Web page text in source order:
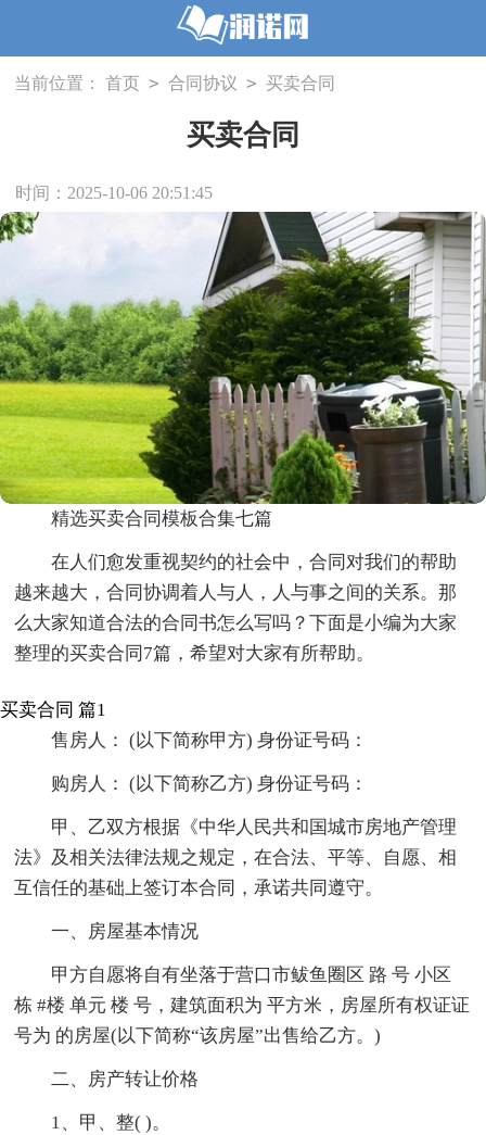
当前位置： 首页 > 合同协议 > 买卖合同
买卖合同
时间：2025-10-06 20:51:45
精选买卖合同模板合集七篇
在人们愈发重视契约的社会中，合同对我们的帮助
越来越大，合同协调着人与人，人与事之间的关系。那
么大家知道合法的合同书怎么写吗？下面是小编为大家
整理的买卖合同7篇，希望对大家有所帮助。
买卖合同 篇1
售房人： (以下简称甲方) 身份证号码：
购房人： (以下简称乙方) 身份证号码：
甲、乙双方根据《中华人民共和国城市房地产管理
法》及相关法律法规之规定，在合法、平等、自愿、相
互信任的基础上签订本合同，承诺共同遵守。
一、房屋基本情况
甲方自愿将自有坐落于营口市鲅鱼圈区 路 号 小区
栋 #楼 单元 楼 号，建筑面积为 平方米，房屋所有权证证
号为 的房屋(以下简称“该房屋”出售给乙方。)
二、房产转让价格
1、甲、整( )。